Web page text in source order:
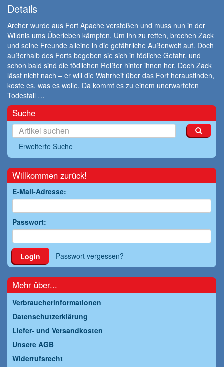
Details
Archer wurde aus Fort Apache verstoßen und muss nun in der
Wildnis ums Überleben kämpfen. Um ihn zu retten, brechen Zack
und seine Freunde alleine in die gefährliche Außenwelt auf. Doch
außerhalb des Forts begeben sie sich in tödliche Gefahr, und
schon bald sind die tödlichen Reißer hinter ihnen her. Doch Zack
lässt nicht nach – er will die Wahrheit über das Fort herausfinden,
koste es, was es wolle. Da kommt es zu einem unerwarteten
Todesfall …
Suche
Erweiterte Suche
Willkommen zurück!
E-Mail-Adresse:
Passwort:
Login Passwort vergessen?
Mehr über...
Verbraucherinformationen
Datenschutzerklärung
Liefer- und Versandkosten
Unsere AGB
Widerrufsrecht